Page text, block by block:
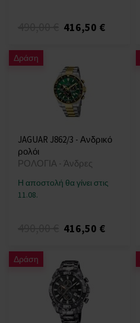
416,50 €
Δράση
JAGUAR J862/3 - Ανδρικό
ρολόι
ΡΟΛΟΓΙΑ - Άνδρες
Η αποστολή θα γίνει στις
11.08.
416,50 €
Δράση